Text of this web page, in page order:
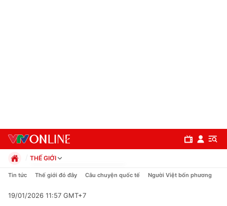
THẾ GIỚI
Chính trị
Pháp luật
Tin tức Thế giới đó đây Câu chuyện quốc tế Người Việt bốn phương
19/01/2026 11:57 GMT+7